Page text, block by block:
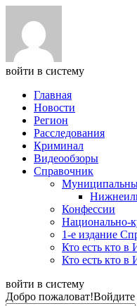
войти в систему
Главная
Новости
Регион
Расследования
Криминал
Видеообзоры
Справочник
Конфессии
Национально-
1-е издание
Кто есть кто
Кто есть кто
войти в систему
Добро пожаловат!Войдите